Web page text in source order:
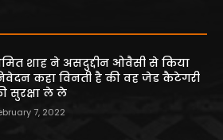
शाह ने असदुद्दीन ओवैसी से किया
कहा विनती है की वह जेड कैटेगरी
सुरक्षा ले ले
7, 2022